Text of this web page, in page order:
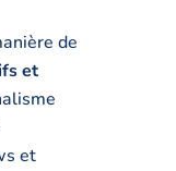
de
et
et